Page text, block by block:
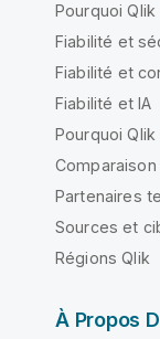
Pourquoi Qlik
Fiabilité et
Fiabilité et
Fiabilité et IA
Pourquoi
Partenaires
Sources et
Régions Qlik
À Propos